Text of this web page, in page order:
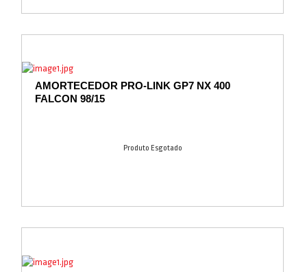
AMORTECEDOR PRO-LINK GP7 NX 400
FALCON 98/15
Produto Esgotado